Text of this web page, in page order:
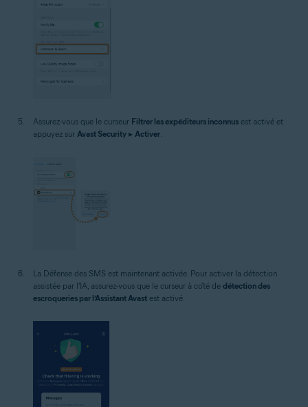
Assurez-vous que le curseur Filtrer les expéditeurs inconnus est activé et
appuyez sur Avast Security ▸ Activer
La Défense des SMS est maintenant activée. Pour activer la détection
assistée par l'IA, assurez-vous que le curseur à côté de détection des
escroqueries par l’Assistant Avast est activé.